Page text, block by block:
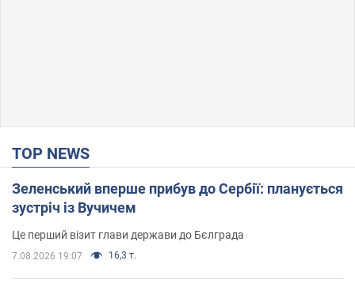
TOP NEWS
Зеленський вперше прибув до Сербії: планується
зустріч із Вучичем
Це перший візит глави держави до Бєлграда
7.08.2026 19:07 16,3 т.